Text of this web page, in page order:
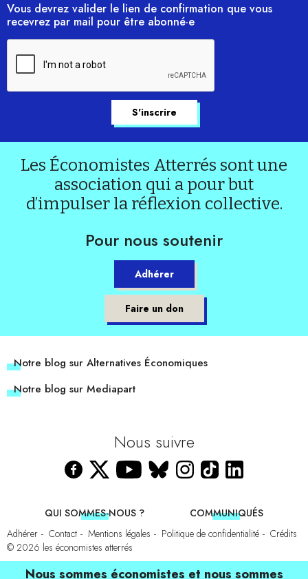
Vous devrez valider le lien de confirmation que vous
recevrez par mail pour être abonné·e
Les Économistes Atterrés sont une
association qui a pour but
d’impulser la réflexion collective.
Pour nous soutenir
Adhérer
Faire un don
Notre blog sur Alternatives Économiques
Notre blog sur Mediapart
Nous suivre
QUI SOMMES-NOUS ?
COMMUNIQUÉS
Adhérer
Contact Mentions légales Politique de confidentialité
Crédits
© 2026 les économistes atterrés
Nous sommes économistes et nous sommes